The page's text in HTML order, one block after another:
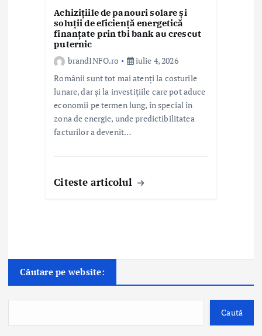
Achizițiile de panouri solare și
soluții de eficiență energetică
finanțate prin tbi bank au crescut
puternic
brandINFO.ro
iulie 4, 2026
Românii sunt tot mai atenți la costurile
lunare, dar și la investițiile care pot aduce
economii pe termen lung, în special în
zona de energie, unde predictibilitatea
facturilor a devenit…
Citeste articolul
Căutare pe website:
Caută